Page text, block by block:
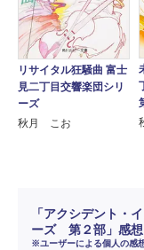
リサイタル狂騒曲 富士
見二丁目交響楽団シリ
ーズ
秋月 こお
「アクシデント・
ーズ 第２部」感想
※ユーザーによる個人の感